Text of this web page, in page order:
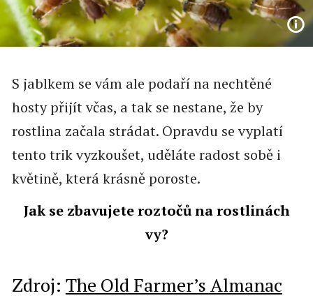
S jablkem se vám ale podaří na nechtěné
hosty přijít včas, a tak se nestane, že by
rostlina začala strádat. Opravdu se vyplatí
tento trik vyzkoušet, uděláte radost sobě i
květině, která krásně poroste.
Jak se zbavujete roztočů na rostlinách
vy?
Zdroj: The Old Farmer’s Almanac